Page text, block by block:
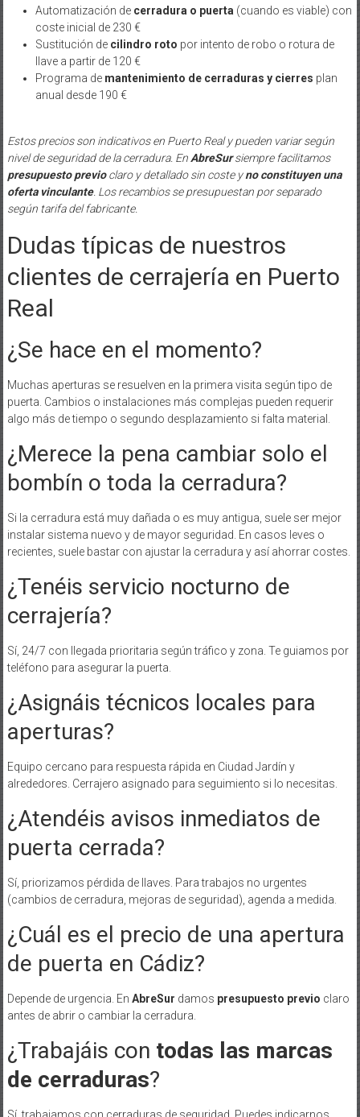
Automatización de cerradura o puerta (cuando es viable) con
coste inicial de 230 €
Sustitución de cilindro roto por intento de robo o rotura de
llave a partir de 120 €
Programa de mantenimiento de cerraduras y cierres plan
anual desde 190 €
Estos precios son indicativos en Puerto Real y pueden variar según
nivel de seguridad de la cerradura. En AbreSursiempre facilitamos
presupuesto previoclaro y detallado sin coste yno constituyen una
oferta vinculante. Los recambios se presupuestan por separado
según tarifa del fabricante.
Dudas típicas de nuestros
clientes de cerrajería en Puerto
Real
¿Se hace en el momento?
Muchas aperturas se resuelven en la primera visita según tipo de
puerta. Cambios o instalaciones más complejas pueden requerir
algo más de tiempo o segundo desplazamiento si falta material.
¿Merece la pena cambiar solo el
bombín o toda la cerradura?
Si la cerradura está muy dañada o es muy antigua, suele ser mejor
instalar sistema nuevo y de mayor seguridad. En casos leves o
recientes, suele bastar con ajustar la cerradura y así ahorrar costes.
¿Tenéis servicio nocturno de
cerrajería?
Sí, 24/7 con llegada prioritaria según tráfico y zona. Te guiamos por
teléfono para asegurar la puerta.
¿Asignáis técnicos locales para
aperturas?
Equipo cercano para respuesta rápida en Ciudad Jardín y
alrededores. Cerrajero asignado para seguimiento si lo necesitas.
¿Atendéis avisos inmediatos de
puerta cerrada?
Sí, priorizamos pérdida de llaves. Para trabajos no urgentes
(cambios de cerradura, mejoras de seguridad), agenda a medida.
¿Cuál es el precio de una apertura
de puerta en Cádiz?
Depende de urgencia. En AbreSur damos presupuesto previo claro
antes de abrir o cambiar la cerradura.
¿Trabajáis con todas las marcas
de cerraduras?